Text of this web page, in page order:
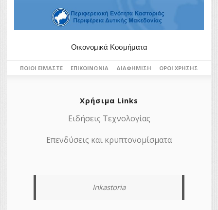
Οικονομικά Κοσμήματα
ΠΟΙΟΙ ΕΊΜΑΣΤΕ ΕΠΙΚΟΙΝΩΝΊΑ ΔΙΑΦΉΜΙΣΗ ΌΡΟΙ ΧΡΉΣΗΣ
Χρήσιμα Links
Ειδήσεις Τεχνολογίας
Επενδύσεις και κρυπτονομίσματα
Inkastoria